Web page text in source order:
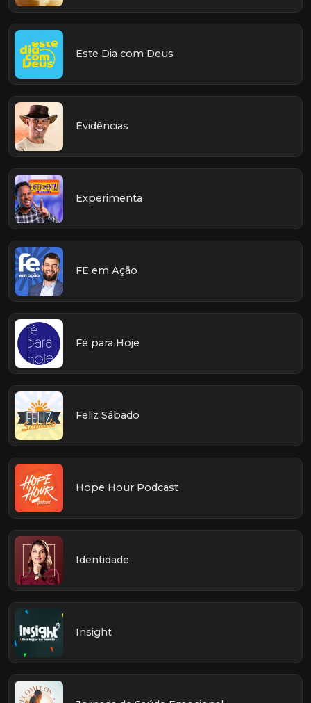
Este Dia com Deus
Evidências
Experimenta
FE em Ação
Fé para Hoje
Feliz Sábado
Hope Hour Podcast
Identidade
Insight